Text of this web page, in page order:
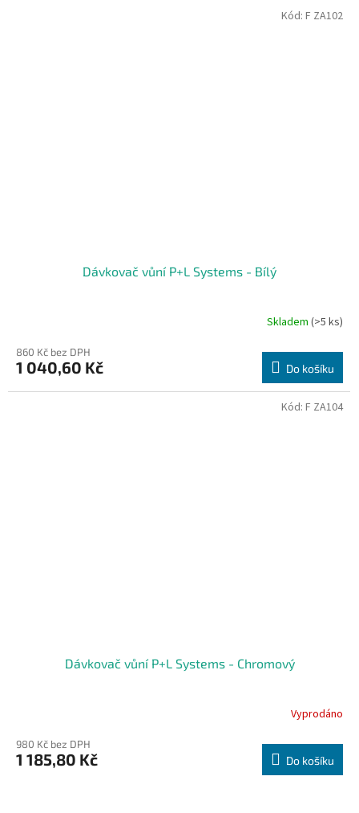
Dávkovač vůní P+L Systems - Bílý
Skladem (>5 ks)
860 Kč bez DPH
1 040,60 Kč Do košíku
Kód: F ZA102
Dávkovač vůní P+L Systems - Chromový
Vyprodáno
980 Kč bez DPH
1 185,80 Kč Do košíku
Kód: F ZA104